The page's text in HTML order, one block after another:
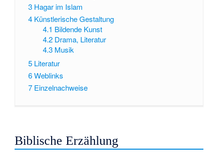
3 Hagar im Islam
4 Künstlerische Gestaltung
4.1 Bildende Kunst
4.2 Drama, Literatur
4.3 Musik
5 Literatur
6Weblinks
7 Einzelnachweise
Biblische Erzählung